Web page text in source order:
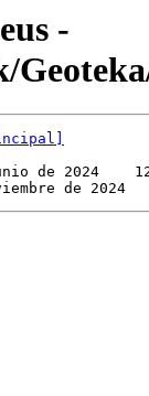
-
de 2024
de